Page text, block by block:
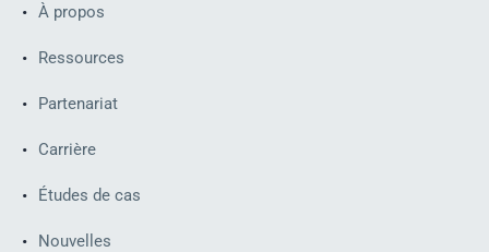
À propos
Ressources
Partenariat
Carrière
Études de cas
Nouvelles